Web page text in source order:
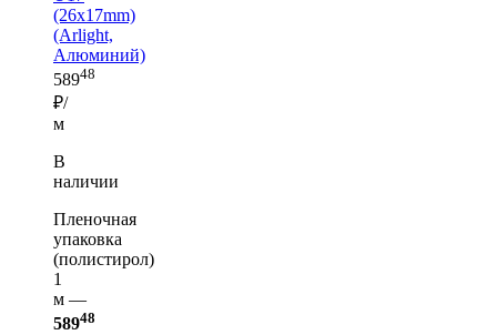
(26x17mm)
(Arlight,
Алюминий)
58948
₽/
м
В
наличии
Пленочная
упаковка
(полистирол)
1
м —
58948